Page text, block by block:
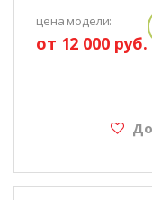
цена модели:
от 12 000 руб.